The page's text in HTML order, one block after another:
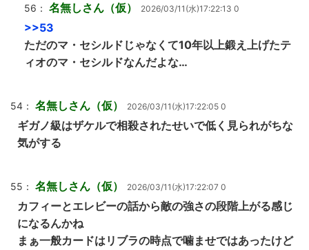
56： 名無しさん（仮） 2026/03/11(水)17:22:13 0
>>53
ただのマ・セシルドじゃなくて10年以上鍛え上げたテ
ィオのマ・セシルドなんだよな…
54： 名無しさん（仮） 2026/03/11(水)17:22:05 0
ギガノ級はザケルで相殺されたせいで低く見られがちな
気がする
55： 名無しさん（仮） 2026/03/11(水)17:22:07 0
カフィーとエレビーの話から敵の強さの段階上がる感じ
になるんかね
まぁ一般カードはリブラの時点で噛ませではあったけど